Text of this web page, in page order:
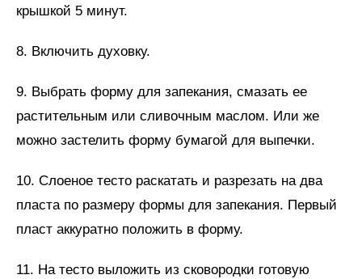
крышкой 5 минут.
8. Включить духовку.
9. Выбрать форму для запекания, смазать ее
растительным или сливочным маслом. Или же
можно застелить форму бумагой для выпечки.
10. Слоеное тесто раскатать и разрезать на два
пласта по размеру формы для запекания. Первый
пласт аккуратно положить в форму.
11. На тесто выложить из сковородки готовую